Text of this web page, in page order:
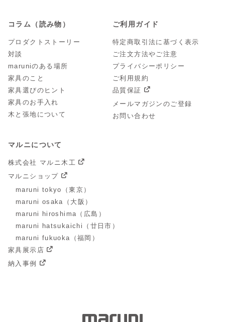
コラム（読み物）
プロダクトストーリー
対談
maruniのある場所
家具のこと
家具選びのヒント
家具のお手入れ
木と張地について
ご利用ガイド
特定商取引法に基づく表示
ご注文方法やご注意
プライバシーポリシー
ご利用規約
品質保証
メールマガジンのご登録
お問い合わせ
マルニについて
株式会社 マルニ木工
マルニショップ
maruni tokyo（東京）
maruni osaka（大阪）
maruni hiroshima（広島）
maruni hatsukaichi（廿日市）
maruni fukuoka（福岡）
家具展示店
納入事例